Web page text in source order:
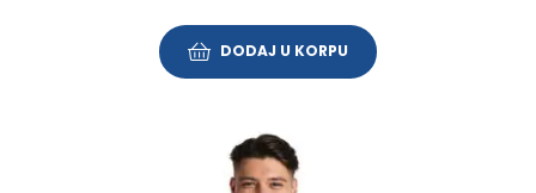
DODAJ U KORPU